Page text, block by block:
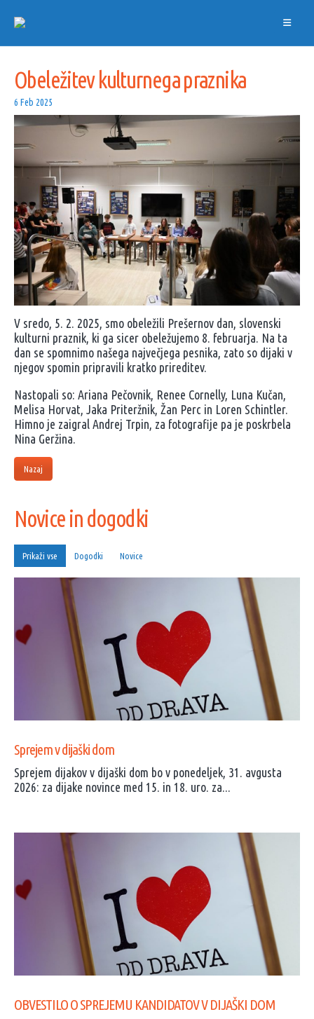
Obeležitev kulturnega praznika
6 Feb 2025
V sredo, 5. 2. 2025, smo obeležili Prešernov dan, slovenski
kulturni praznik, ki ga sicer obeležujemo 8. februarja. Na ta
dan se spomnimo našega največjega pesnika, zato so dijaki v
njegov spomin pripravili kratko prireditev.
Nastopali so: Ariana Pečovnik, Renee Cornelly, Luna Kučan,
Melisa Horvat, Jaka Priteržnik, Žan Perc in Loren Schintler.
Himno je zaigral Andrej Trpin, za fotografije pa je poskrbela
Nina Geržina.
Nazaj
Novice in dogodki
Prikaži vse Dogodki Novice
Sprejem v dijaški dom
Sprejem dijakov v dijaški dom bo v ponedeljek, 31. avgusta
2026: za dijake novince med 15. in 18. uro. za...
OBVESTILO O SPREJEMU KANDIDATOV V DIJAŠKI DOM